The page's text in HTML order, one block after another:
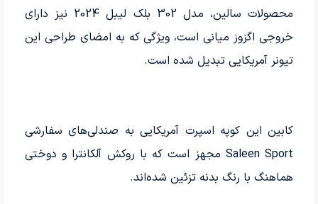
محصولات سالین، مدل 302 بلک لیبل 2024 نیز دارای
خروجی اگزوز میانی است، ویژگی که به امضای طراحی این
تیونر آمریکایی تبدیل شده است.
کابین این کوپه اسپرت آمریکایی به صندلی‌های سفارشی
Saleen Sport مجهز است که با روکش آلکانترا و دوختی
هماهنگ با رنگ بدنه تزئین شده‌اند.